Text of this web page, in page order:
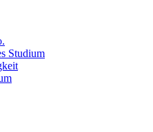
Studium